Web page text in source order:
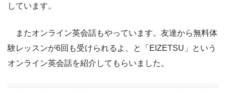
しています。
またオンライン英会話もやっています。友達から無料体
験レッスンが6回も受けられるよ、と「EIZETSU」という
オンライン英会話を紹介してもらいました。